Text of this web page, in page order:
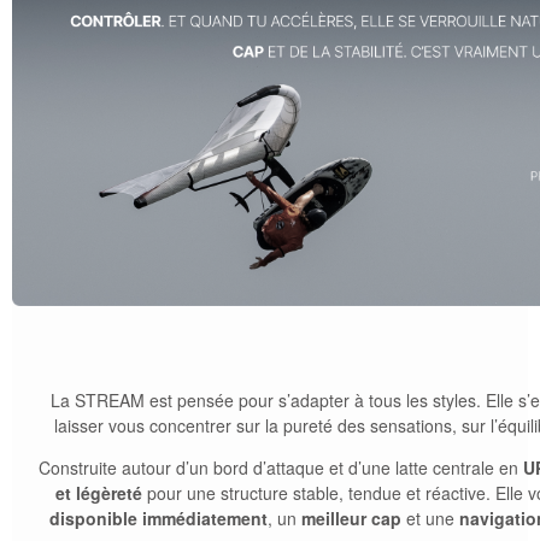
La STREAM est pensée pour s’adapter à tous les styles. Elle s
laisser vous concentrer sur la pureté des sensations, sur
Construite autour d’un bord d’attaque et d’une latte centrale en
et légèreté pour une structure stable, tendue et réactive. Elle
disponible immédiatement, un meilleur cap et une